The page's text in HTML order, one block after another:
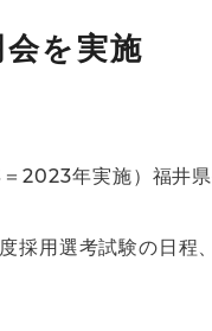
を実施
2023年実施）福井
採用選考試験の日